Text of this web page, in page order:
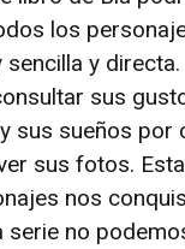
los
sencilla y directa.
sus
sus sueños por
sus fotos.
nos
serie no